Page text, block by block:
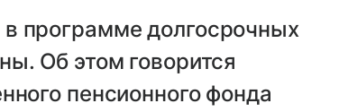
программе долгосрочных
Об этом говорится
пенсионного фонда